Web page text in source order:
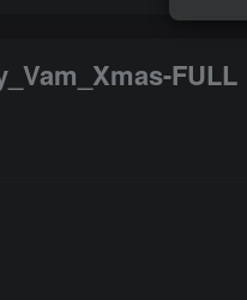
FULL